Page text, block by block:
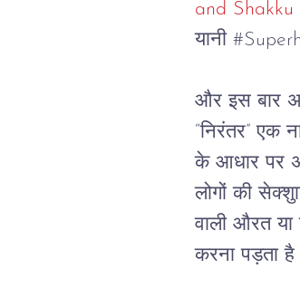
and
यानी
और इस बार
“निरंतर” एक
के आधार पर
लोगों की
वाली औरत
करना पड़ता है